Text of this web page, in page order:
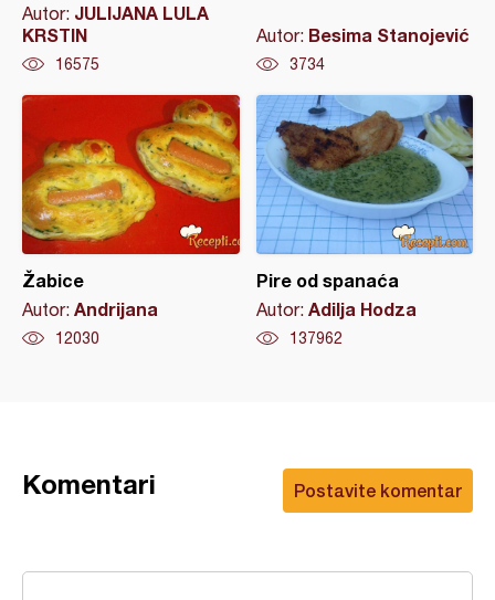
Autor: JULIJANA LULA
KRSTIN
16575
Autor: Besima Stanojević
3734
Žabice
Autor: Andrijana
12030
Pire od spanaća
Autor: Adilja Hodza
137962
Postavite komentar
Komentari